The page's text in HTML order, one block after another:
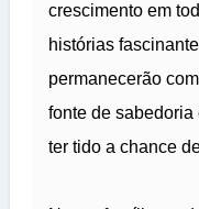
crescimento em
histórias
permanecerão
fonte de
ter tido a chance